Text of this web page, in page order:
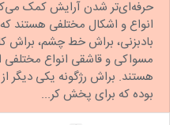
حرفه‌ای‌تر شدن آرایش کمک
انواع و اشکال مختلفی هستند
بادبزنی، براش خط چشم، براش
مسواکی و قاشقی انواع مختلفی
هستند. براش رژگونه یکی دیگر
بوده که برای پخش کر...